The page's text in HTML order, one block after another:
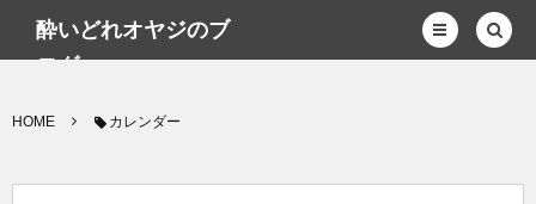
酔いどれオヤジのブ
ログwp
HOME カレンダー